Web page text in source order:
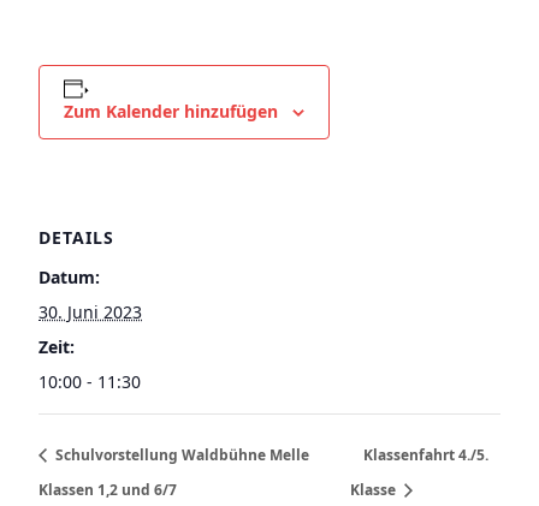
Zum Kalender hinzufügen
DETAILS
Datum:
30. Juni 2023
Zeit:
10:00 - 11:30
Schulvorstellung Waldbühne Melle
Klassen 1,2 und 6/7
Klassenfahrt 4./5.
Klasse